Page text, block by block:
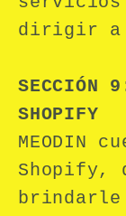
dirigir a
SECCIÓN
SHOPIFY
MEODIN
Shopify,